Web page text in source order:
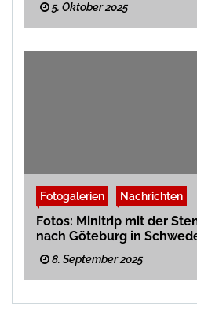
5. Oktober 2025
Fotogalerien Nachrichten
Fotos: Minitrip mit der
nach Göteburg in
8. September 2025